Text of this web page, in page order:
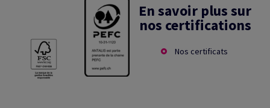
En savoir plus sur
nos certifications
Nos certificats